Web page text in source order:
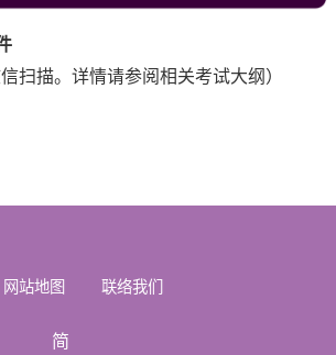
扫描。详情请参阅相关考试大纲）
网站地图 联络我们
简